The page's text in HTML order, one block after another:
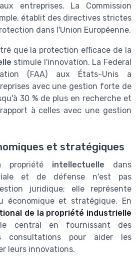
entreprises. La Commission
établit des directives strictes
dans l'Union Européenne.
que la protection efficace de la
stimule l'innovation. La Federal
(FAA) aux États-Unis a
avec une gestion forte de
30 % de plus en recherche et
à celles avec une gestion
et stratégiques
propriété intellectuelle dans
et de défense n'est pas
juridique; elle représente
économique et stratégique. En
de la propriété industrielle
central en fournissant des
consultations pour aider les
leurs innovations.